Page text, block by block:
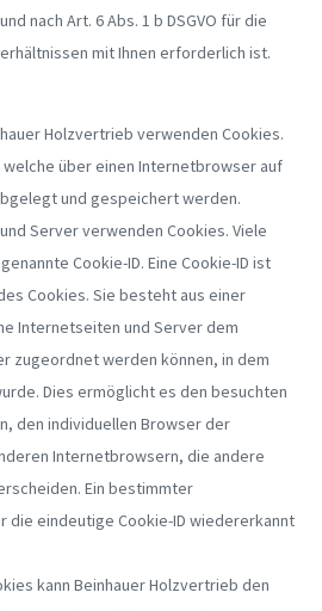
nach Art. 6 Abs. 1 b DSGVO für die
mit Ihnen erforderlich ist.
Holzvertrieb verwenden Cookies.
über einen Internetbrowser auf
und gespeichert werden.
Server verwenden Cookies. Viele
Cookie-ID. Eine Cookie-ID ist
Cookies. Sie besteht aus einer
Internetseiten und Server dem
zugeordnet werden können, in dem
Dies ermöglicht es den besuchten
den individuellen Browser der
Internetbrowsern, die andere
Ein bestimmter
die eindeutige Cookie-ID wiedererkannt
kann Beinhauer Holzvertrieb den